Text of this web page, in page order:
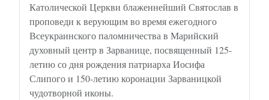
Католической Церкви блаженнейший Святослав в
проповеди к верующим во время ежегодного
Всеукраинского паломничества в Марийский
духовный центр в Зарванице, посвященный 125-
летию со дня рождения патриарха Иосифа
Слипого и 150-летию коронации Зарваницкой
чудотворной иконы.